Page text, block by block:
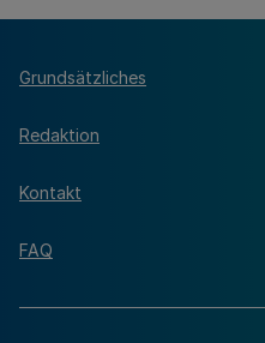
Grundsätzliches
Redaktion
Kontakt
FAQ